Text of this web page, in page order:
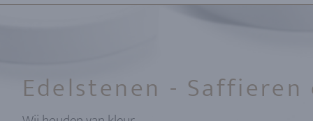
Edelstenen -